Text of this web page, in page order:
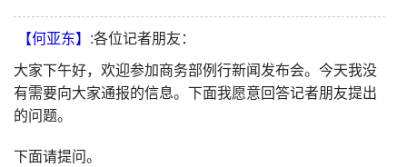
【何亚东】:各位记者朋友：
大家下午好，欢迎参加商务部例行新闻发布会。今天我没
有需要向大家通报的信息。下面我愿意回答记者朋友提出
的问题。
下面请提问。